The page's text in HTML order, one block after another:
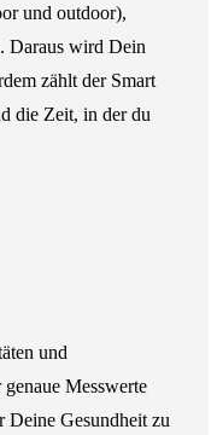
und outdoor),
Daraus wird Dein
zählt der Smart
die Zeit, in der du
und
Messwerte
Deine Gesundheit zu